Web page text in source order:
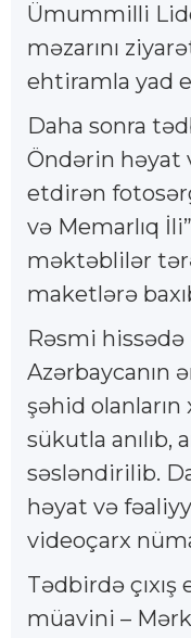
Ümummilli
məzarını
ehtiramla yad
Daha sonra
Öndərin həyat
etdirən
və Memarlıq
məktəblilər
maketlərə
Rəsmi
Azərbaycanın
şəhid
sükutla anılıb,
səsləndirilib.
həyat və
videoçarx
Tədbirdə
müavini –